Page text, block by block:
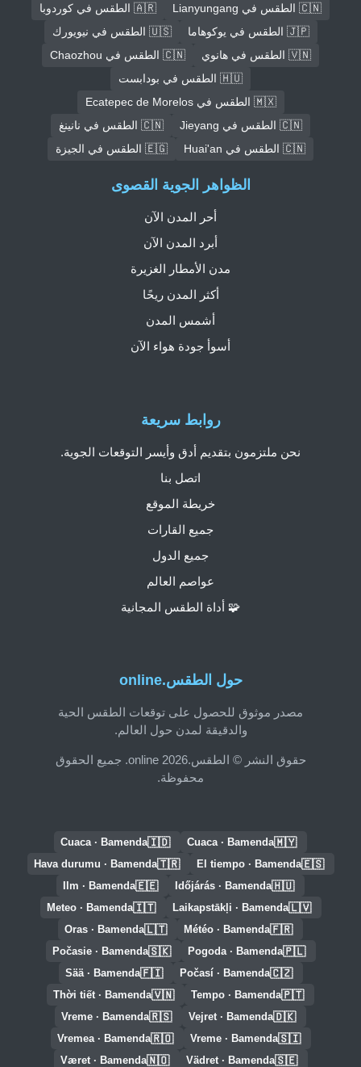
🇨🇳 الطقس في Lianyungang
🇦🇷 الطقس في كوردوبا
🇯🇵 الطقس في يوكوهاما
🇺🇸 الطقس في نيويورك
🇻🇳 الطقس في هانوي
🇨🇳 الطقس في Chaozhou
🇭🇺 الطقس في بودابست
🇲🇽 الطقس في Ecatepec de Morelos
🇨🇳 الطقس في Jieyang
🇨🇳 الطقس في نانينغ
🇨🇳 الطقس في Huai'an
🇪🇬 الطقس في الجيزة
حول الطقس.online
مصدر موثوق للحصول على توقعات الطقس الحية
والدقيقة لمدن حول العالم.
حقوق النشر © الطقس.online 2026. جميع الحقوق
محفوظة.
روابط سريعة
نحن ملتزمون بتقديم أدق وأيسر التوقعات الجوية.
اتصل بنا
خريطة الموقع
جميع القارات
جميع الدول
عواصم العالم
🧩 أداة الطقس المجانية
الظواهر الجوية القصوى
أحر المدن الآن
أبرد المدن الآن
مدن الأمطار الغزيرة
أكثر المدن ريحًا
أشمس المدن
أسوأ جودة هواء الآن
🇲🇾
Cuaca · Bamenda
🇮🇩
Cuaca · Bamenda
🇪🇸
El tiempo · Bamenda
🇹🇷
Hava durumu · Bamenda
🇭🇺
Időjárás · Bamenda
🇪🇪
Ilm · Bamenda
🇱🇻
Laikapstākļi · Bamenda
🇮🇹
Meteo · Bamenda
🇫🇷
Météo · Bamenda
🇱🇹
Oras · Bamenda
🇵🇱
Pogoda · Bamenda
🇸🇰
Počasie · Bamenda
🇨🇿
Počasí · Bamenda
🇫🇮
Sää · Bamenda
🇵🇹
Tempo · Bamenda
🇻🇳
Thời tiết · Bamenda
🇩🇰
Vejret · Bamenda
🇷🇸
Vreme · Bamenda
🇸🇮
Vreme · Bamenda
🇷🇴
Vremea · Bamenda
🇸🇪
Vädret · Bamenda
🇳🇴
Været · Bamenda